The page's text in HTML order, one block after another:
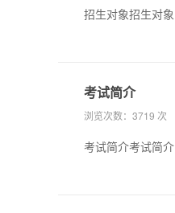
招生对象招生对象
考试简介
浏览次数： 3719 次
考试简介考试简介